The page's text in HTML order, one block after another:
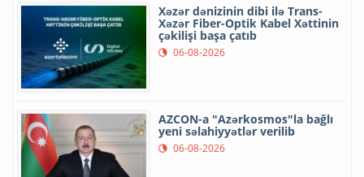
Xəzər dənizinin dibi ilə Trans-
Xəzər Fiber-Optik Kabel Xəttinin
çəkilişi başa çatıb
06-08-2026
AZCON-a "Azərkosmos"la bağlı
yeni səlahiyyətlər verilib
06-08-2026